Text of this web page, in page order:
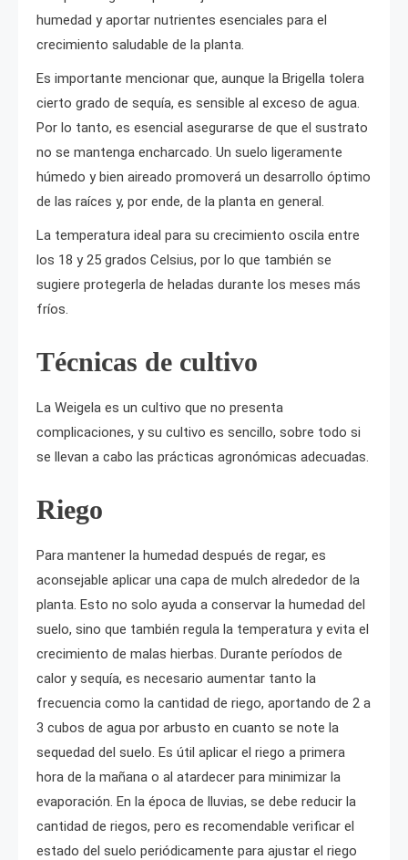
humedad y aportar nutrientes esenciales para el
crecimiento saludable de la planta.
Es importante mencionar que, aunque la Brigella tolera
cierto grado de sequía, es sensible al exceso de agua.
Por lo tanto, es esencial asegurarse de que el sustrato
no se mantenga encharcado. Un suelo ligeramente
húmedo y bien aireado promoverá un desarrollo óptimo
de las raíces y, por ende, de la planta en general.
La temperatura ideal para su crecimiento oscila entre
los 18 y 25 grados Celsius, por lo que también se
sugiere protegerla de heladas durante los meses más
fríos.
Técnicas de cultivo
La Weigela es un cultivo que no presenta
complicaciones, y su cultivo es sencillo, sobre todo si
se llevan a cabo las prácticas agronómicas adecuadas.
Riego
Para mantener la humedad después de regar, es
aconsejable aplicar una capa de mulch alrededor de la
planta. Esto no solo ayuda a conservar la humedad del
suelo, sino que también regula la temperatura y evita el
crecimiento de malas hierbas. Durante períodos de
calor y sequía, es necesario aumentar tanto la
frecuencia como la cantidad de riego, aportando de 2 a
3 cubos de agua por arbusto en cuanto se note la
sequedad del suelo. Es útil aplicar el riego a primera
hora de la mañana o al atardecer para minimizar la
evaporación. En la época de lluvias, se debe reducir la
cantidad de riegos, pero es recomendable verificar el
estado del suelo periódicamente para ajustar el riego